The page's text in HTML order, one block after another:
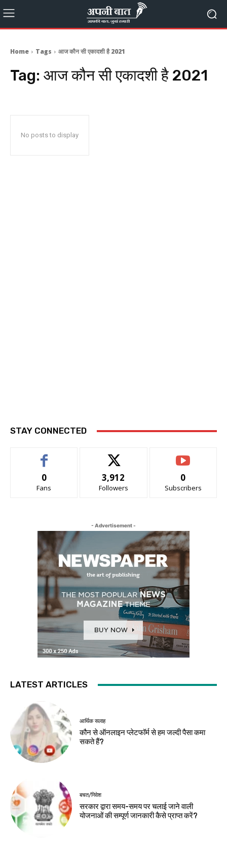
Home Tags आज कौन सी एकादशी है 2021
Tag: आज कौन सी एकादशी है 2021
No posts to display
STAY CONNECTED
0
Fans
3,912
Followers
0
Subscribers
- Advertisement -
LATEST ARTICLES
आर्थिक सलाह
कौन से ऑनलाइन प्लेटफॉर्म से हम जल्दी पैसा कमा
सकते हैं?
बचत/निवेश
सरकार द्वारा समय-समय पर चलाई जाने वाली
योजनाओं की सम्पूर्ण जानकारी कैसे प्राप्त करें?